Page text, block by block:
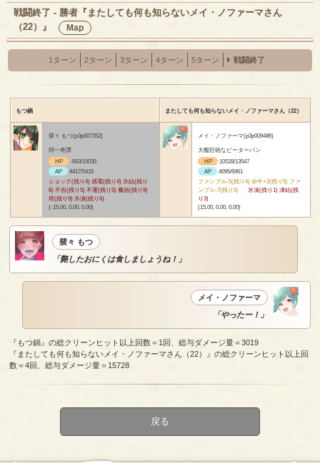
戦闘終了 - 勝者『またしても何も知らないメイ・ノファーマさん
（22）』
Map
1ターン 2ターン 3ターン 4ターン 5ターン 戦闘終了
もつ鍋 またしても何も知らないメイ・ノファーマさん（22）
襞々 もつ(p3p007352)
同一奇譚
HP
-693/15035
AP
4417/5415
ショック(残り4) 感電(残り4) 氷結(残り
8) 不吉(残り5) 不運(残り5) 魔凶(残り9)
塔(残り9) 氷漬(残り6)
(-15.00, 0.00, 0.00)
メイ・ノファーマ(p3p009486)
大艦巨砲なピーターパン
HP
10528/13547
AP
4095/6961
ファンブル-5(残り4) 命中+2(残り5) ファ
ンブル-7(残り5)
氷漬(残り1) 凍結(残
り3)
(15.00, 0.00, 0.00)
襞々 もつ
「斃したおにくは食しましょうね！」
メイ・ノファーマ
「やったー！」
『もつ鍋』の総クリーンヒット以上回数＝1回、総与ダメージ量＝3019
『またしても何も知らないメイ・ノファーマさん（22）』の総クリーンヒット以上回
数＝4回、総与ダメージ量＝15728
戻る